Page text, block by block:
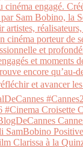
Clarissa à la